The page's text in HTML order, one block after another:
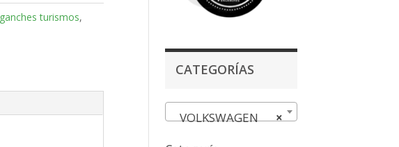
turismos,
CATEGORÍAS
×
VOLKSWAGEN